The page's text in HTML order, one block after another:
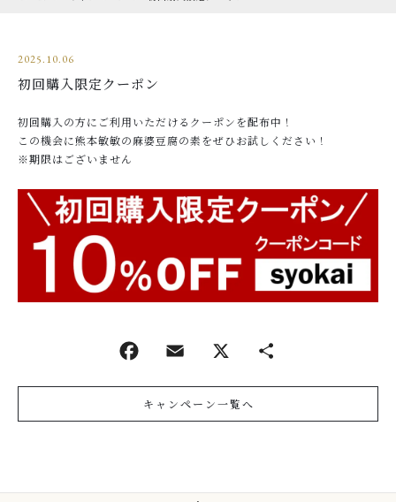
ABOUT US
熊本敏敏について
COMMITMENT
こだわりの豆板醤
RETAIR STORE
麻婆豆腐の素取扱店
BUSINESS
法人様へ（お取引）
2025.10.06
初回購入限定クーポン
初回購入の方にご利用いただけるクーポンを配布中！
この機会に熊本敏敏の麻婆豆腐の素をぜひお試しください！
※期限はございません
キャンペーン一覧へ